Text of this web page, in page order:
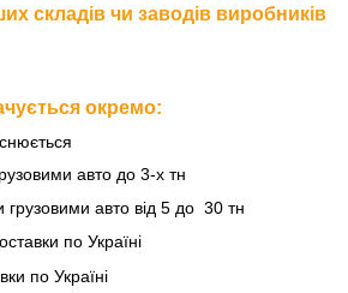
складів чи заводів виробників
окремо:
авто до 3-х тн
авто від 5 до 30 тн
по Україні
по Україні